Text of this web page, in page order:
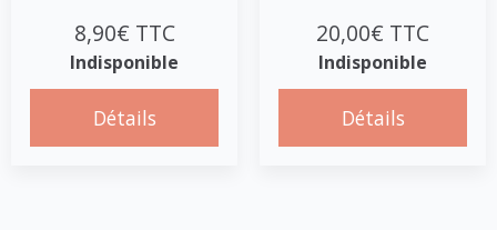
8,90€ TTC
Indisponible
Détails
20,00€ TTC
Indisponible
Détails